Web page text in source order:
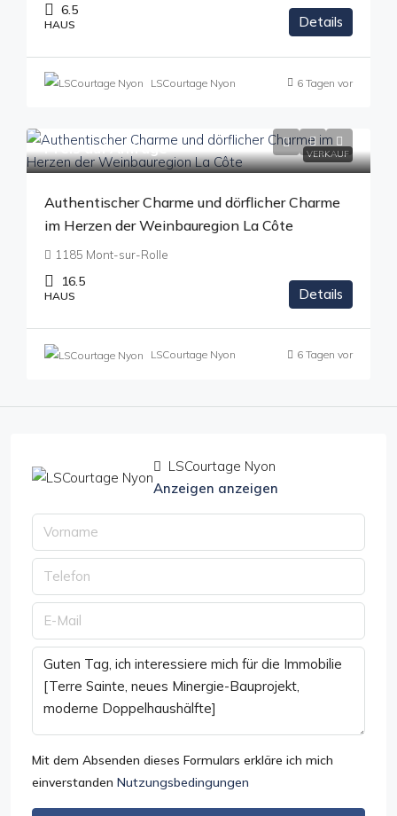
6.5
HAUS Details
LSCourtage Nyon 6 Tagen vor
VERKAUF
Preis auf Anfrage
Authentischer Charme und dörflicher Charme
im Herzen der Weinbauregion La Côte
1185 Mont-sur-Rolle
16.5
HAUS Details
LSCourtage Nyon 6 Tagen vor
LSCourtage Nyon
Anzeigen anzeigen
Mit dem Absenden dieses Formulars erkläre ich mich
einverstanden Nutzungsbedingungen